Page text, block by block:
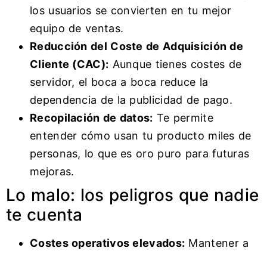
los usuarios se convierten en tu mejor
equipo de ventas.
Reducción del Coste de Adquisición de
Cliente (CAC): Aunque tienes costes de
servidor, el boca a boca reduce la
dependencia de la publicidad de pago.
Recopilación de datos: Te permite
entender cómo usan tu producto miles de
personas, lo que es oro puro para futuras
mejoras.
Lo malo: los peligros que nadie
te cuenta
Costes operativos elevados: Mantener a